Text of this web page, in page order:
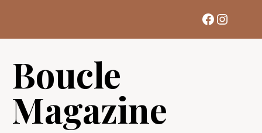
contenu
Facebook
Boucle
Magazine